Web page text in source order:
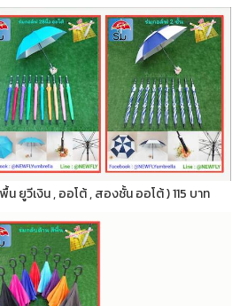
ยูวีเงิน , ออโต้ , สองชั้น ออโต้ ) 115 บาท